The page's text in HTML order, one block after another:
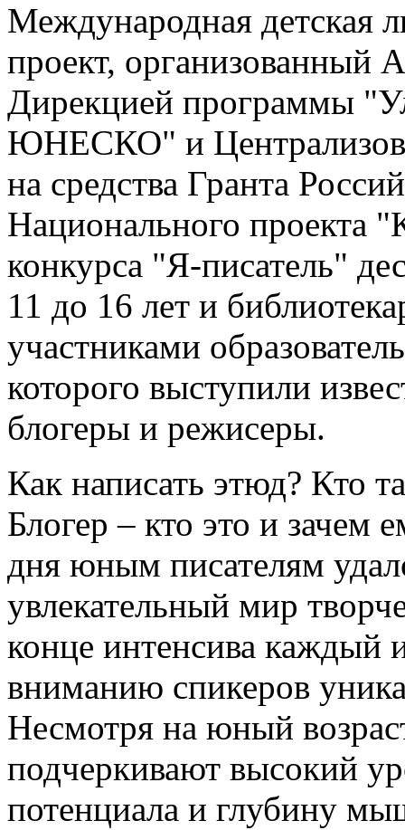
Международная детская
проект,
Дирекцией программы
ЮНЕСКО" и
на средства Гранта
Национального проекта
конкурса "Я-писатель"
11 до 16 лет и
участниками
которого выступили
блогеры и режисеры.
Как написать этюд? Кто
Блогер – кто это и зачем
дня юным писателям
увлекательный мир
конце интенсива каждый
вниманию спикеров
Несмотря на юный
подчеркивают высокий
потенциала и глубину